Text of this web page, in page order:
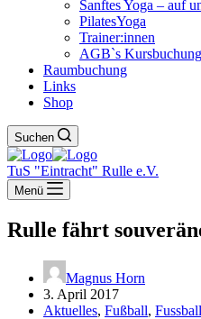
Sanftes Yoga – auf
PilatesYoga
Trainer:innen
AGB`s Kursbuchung
Raumbuchung
Links
Shop
Suchen
TuS "Eintracht" Rulle e.V.
Menü
Rulle fährt
Magnus Horn
3. April 2017
Aktuelles, Fußball,